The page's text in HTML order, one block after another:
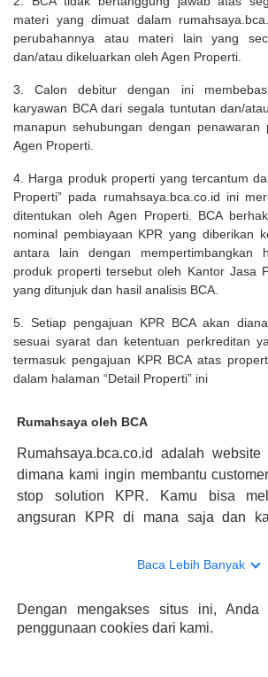
materi yang dimuat dalam
perubahannya atau materi lain yang
dan/atau dikeluarkan oleh Agen Properti.
3. Calon debitur dengan ini
karyawan BCA dari segala tuntutan dan/
manapun sehubungan dengan
Agen Properti.
4. Harga produk properti yang tercantum
Properti” pada rumahsaya.bca.co.id ini
ditentukan oleh Agen Properti. BCA
nominal pembiayaan KPR yang diberikan
antara lain dengan mempertimbangkan
produk properti tersebut oleh Kantor Jasa
yang ditunjuk dan hasil analisis BCA.
5. Setiap pengajuan KPR BCA akan
sesuai syarat dan ketentuan perkreditan
termasuk pengajuan KPR BCA atas
dalam halaman “Detail Properti” ini
Rumahsaya oleh BCA
Rumahsaya.bca.co.id adalah
dimana kami ingin membantu
stop solution KPR. Kamu bisa
angsuran KPR di mana saja dan
konsultasi mengenai KPR, maka ada
memberikan keuntungan yang
pengajuan KPR BCA juga sangat
tentang properti disini BCA
Baca Lebih Banyak
Dengan mengakses situs ini, Anda
penggunaan cookies dari kami.